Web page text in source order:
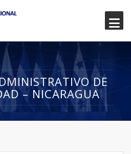
DE
– NICARAGUA